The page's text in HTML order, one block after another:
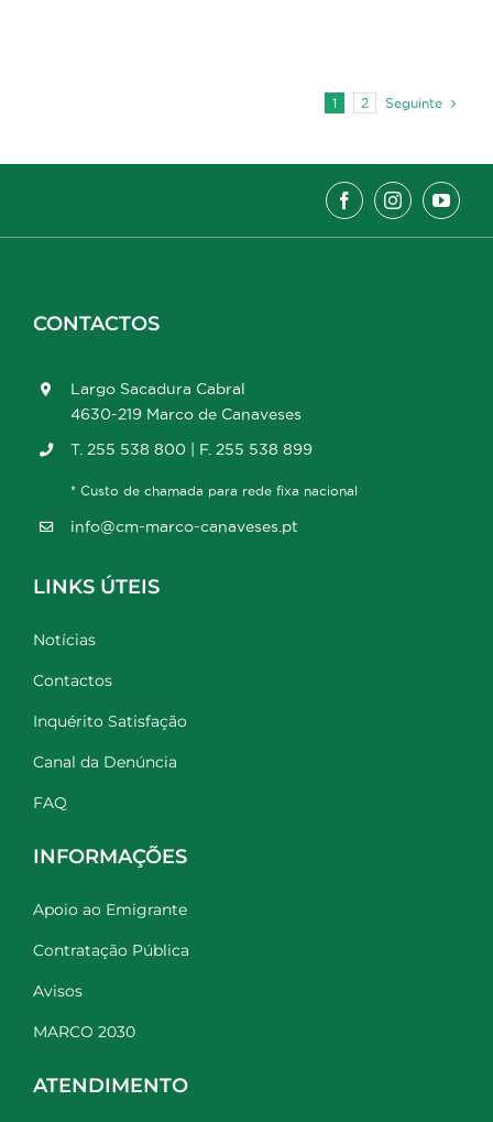
1 2 Seguinte
CONTACTOS
Largo Sacadura Cabral
4630-219 Marco de Canaveses
T. 255 538 800 | F. 255 538 899
* Custo de chamada para rede fixa nacional
info@cm-marco-canaveses.pt
LINKS ÚTEIS
Notícias
Contactos
Inquérito Satisfação
Canal da Denúncia
FAQ
INFORMAÇÕES
Apoio ao Emigrante
Contratação Pública
Avisos
MARCO 2030
ATENDIMENTO